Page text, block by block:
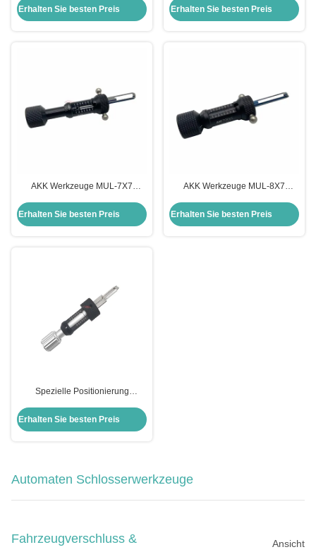
Schlosser Türwerkzeuge
Erhalten Sie besten Preis
Türschlösser Schlosser sichere
Werkzeuge
Erhalten Sie besten Preis
AKK Werkzeuge MUL-7X7
Schlosser Picking-Werkzeuge
Schloss pikt Werkzeuge
Erhalten Sie besten Preis
AKK Werkzeuge MUL-8X7
Schlosserwerkzeuge Schloss
wählt Werkzeuge
Erhalten Sie besten Preis
Spezielle Positionierung
Werkzeuge Klinge Schloss wählt
Werkzeuge für ABUS CISA
Erhalten Sie besten Preis
Automaten Schlosserwerkzeuge
Fahrzeugverschluss &
Ansicht